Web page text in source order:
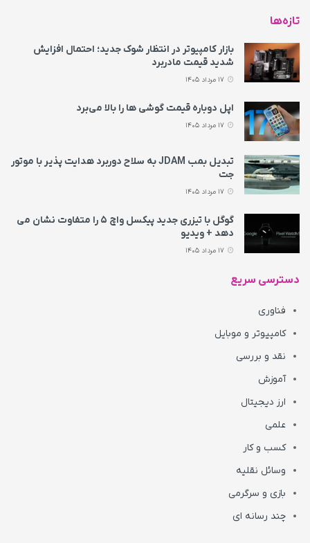
تازه‌ها
بازار کامپیوتر در انتظار شوک جدید؛ احتمال افزایش
شدید قیمت مادربرد
اپل دوباره قیمت‌ گوشی ها را بالا می‌برد
تبدیل بمب JDAM به سلاح دوربرد هدایت پذیر با موتور
جت
گوگل با تیزری جدید پیکسل واچ ۵ را متفاوت نشان می‌
دهد + ویدیو
دسترسی سریع
فناوری
کامپیوتر و موبایل
نقد و بررسی
آموزش
ارز دیجیتال
علمی
کسب و کار
وسائل نقلیه
بازی و سرگرمی
چند رسانه ای